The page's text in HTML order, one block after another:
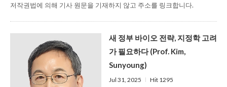
저작권법에 의해 기사 원문을 기재하지 않고 주소를 링크합니다.
새 정부 바이오 전략, 지정학 고려
가 필요하다 (Prof. Kim,
Sunyoung)
Jul 31, 2025 l Hit 1295